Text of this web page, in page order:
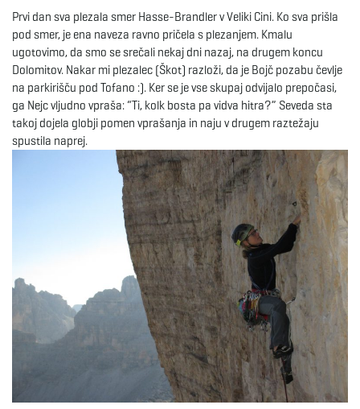
a
t
Prvi dan sva plezala smer Hasse-Brandler v Veliki Cini. Ko sva prišla
pod smer, je ena naveza ravno pričela s plezanjem. Kmalu
ugotovimo, da smo se srečali nekaj dni nazaj, na drugem koncu
Dolomitov. Nakar mi plezalec (Škot) razloži, da je Bojč pozabu čevlje
na parkirišču pod Tofano :). Ker se je vse skupaj odvijalo prepočasi,
ga Nejc vljudno vpraša: “Ti, kolk bosta pa vidva hitra?” Seveda sta
takoj dojela globji pomen vprašanja in naju v drugem raztežaju
spustila naprej.